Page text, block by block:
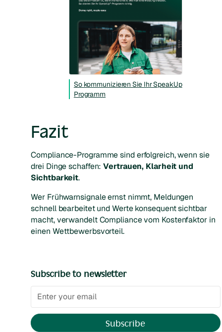
So kommunizieren Sie Ihr SpeakUp
Programm
Fazit
Compliance-Programme sind erfolgreich, wenn sie
drei Dinge schaffen:Vertrauen, Klarheit und
Sichtbarkeit.
Wer Frühwarnsignale ernst nimmt, Meldungen
schnell bearbeitet und Werte konsequent sichtbar
macht, verwandelt Compliance vom Kostenfaktor in
einen Wettbewerbsvorteil.
Subscribe to newsletter